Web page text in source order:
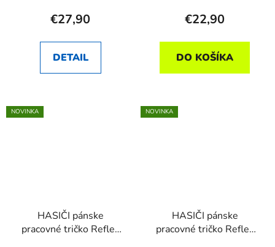
€27,90
DETAIL
€22,90
DO KOŠÍKA
NOVINKA
HASIČI pánske
pracovné tričko Reflex
NOVINKA
HASIČI pánske
pracovné tričko Reflex